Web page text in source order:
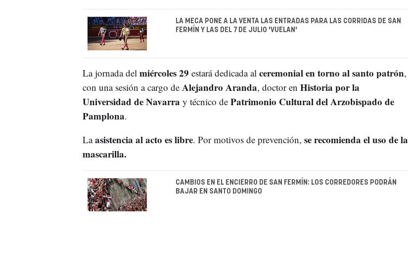
LA MECA PONE A LA VENTA LAS ENTRADAS PARA LAS CORRIDAS DE SAN
FERMÍN Y LAS DEL 7 DE JULIO 'VUELAN'
La jornada del miércoles 29 estará dedicada al ceremonial en torno al santo patrón,
con una sesión a cargo de Alejandro Aranda, doctor en Historia por la
Universidad de Navarra y técnico de Patrimonio Cultural del Arzobispado de
Pamplona.
Laasistencia al acto es libre. Por motivos de prevención, se recomienda el uso de la
mascarilla.
CAMBIOS EN EL ENCIERRO DE SAN FERMÍN: LOS CORREDORES PODRÁN
BAJAR EN SANTO DOMINGO